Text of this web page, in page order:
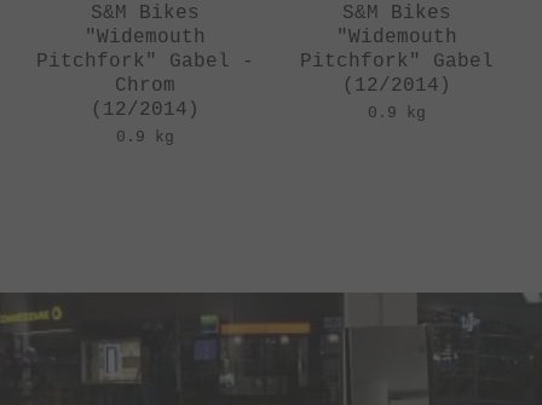
S&M Bikes
"Widemouth
Pitchfork" Gabel -
Chrom
(12/2014)
0.9 kg
S&M Bikes
"Widemouth
Pitchfork" Gabel
(12/2014)
0.9 kg